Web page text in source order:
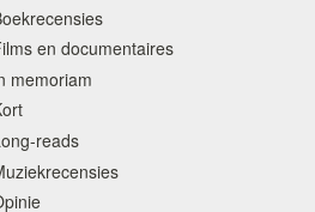
en documentaires
memoriam
reads